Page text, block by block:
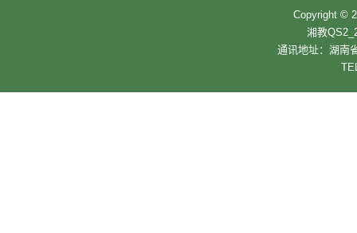
Copyright ©
湘教
通讯地址：湖南